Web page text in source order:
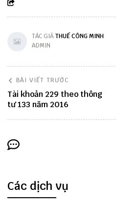
TÁC GIẢTHUẾ CÔNG MINH
ADMIN
BÀI VIẾT TRƯỚC
Tài khoản 229 theo thông
tư 133 năm 2016
Các dịch vụ